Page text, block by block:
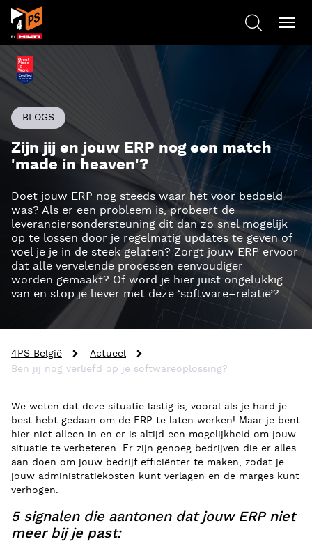
BLOGS
Zijn jij en jouw ERP nog een match
'made in heaven'?
Doet jouw ERP nog steeds waar het voor bedoeld
was? Als er een probleem is, probeert de
leveranciersondersteuning dit dan zo snel mogelijk
op te lossen door je regelmatig updates te geven of
voel je je in de steek gelaten? Zorgt jouw ERP ervoor
dat alle vervelende processen eenvoudiger
worden gemaakt? Of word je hier juist ongelukkig
van en stop je liever met deze ‘software–relatie’?
4PS België
Actueel
Ben jij nog verliefd op je softwareoplossing?
We weten dat deze situatie lastig is, vooral als je hard je
best hebt gedaan om de ERP te laten werken! Maar je bent
hier niet alleen in en er is altijd een mogelijkheid om jouw
situatie te verbeteren. Er zijn genoeg bedrijven die er alles
aan doen om jouw bedrijf efficiënter te maken, zodat je
jouw administratiekosten kunt verlagen en de marges kunt
verhogen.
5 signalen die aantonen dat jouw ERP niet
meer bij je past: